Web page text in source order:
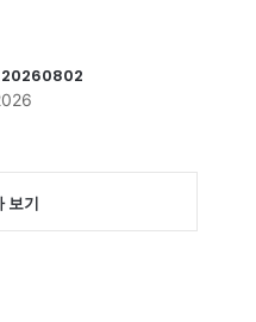
20260802
보기